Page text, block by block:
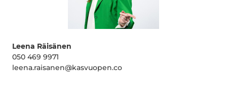
Leena Räisänen
050 469 9971
leena.raisanen@kasvuopen.co